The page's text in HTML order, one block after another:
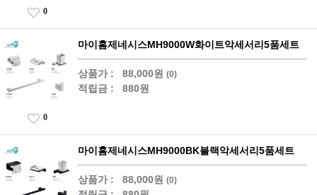
0
마이홈제네시스MH9000W화이트악세서리5품세트
상품가 : 88,000원 (0)
적립금 : 880원
0
마이홈제네시스MH9000BK블랙악세서리5품세트
상품가 : 88,000원 (0)